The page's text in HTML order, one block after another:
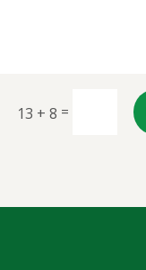
13 + 8 =